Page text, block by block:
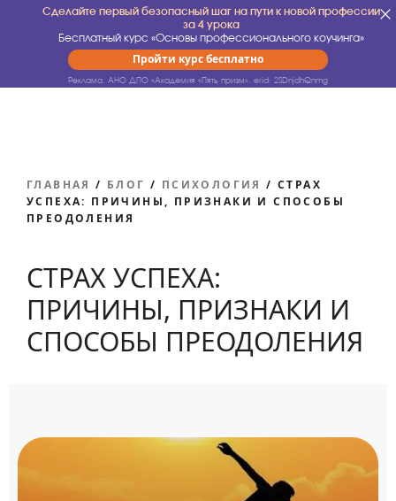
Сделайте первый безопасный шаг на пути к новой профессии
за 4 урока
Бесплатный курс «Основы профессионального коучинга»
Пройти курс бесплатно
Реклама. АНО ДПО «Академия «Пять призм». erid: 2SDnjdhQnmg
ГЛАВНАЯ / БЛОГ / ПСИХОЛОГИЯ / СТРАХ
УСПЕХА: ПРИЧИНЫ, ПРИЗНАКИ И СПОСОБЫ
ПРЕОДОЛЕНИЯ
СТРАХ УСПЕХА:
ПРИЧИНЫ, ПРИЗНАКИ И
СПОСОБЫ ПРЕОДОЛЕНИЯ